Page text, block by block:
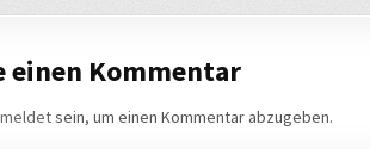
einen Kommentar
sein, um einen Kommentar abzugeben.